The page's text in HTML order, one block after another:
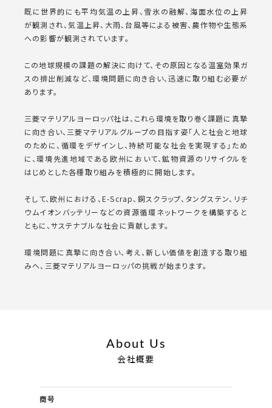
既に世界的にも平均気温の上昇、雪氷の融解、海面水位の上昇
が観測され、気温上昇、大雨、台風等による被害、農作物や生態系
への影響が観測されています。
この地球規模の課題の解決に向けて、その原因となる温室効果ガ
スの排出削減など、環境問題に向き合い、迅速に取り組む必要が
あります。
三菱マテリアルヨーロッパ社は、これら環境を取り巻く課題に真摯
に向き合い、三菱マテリアルグループの目指す姿「人と社会と地球
のために、循環をデザインし、持続可能な社会を実現する」ため
に、環境先進地域である欧州において、鉱物資源のリサイクルを
はじめとした各種取り組みを積極的に開始します。
そして、欧州における、E-Scrap、銅スクラップ、タングステン、リチ
ウムイオンバッテリーなどの資源循環ネットワークを構築すると
ともに、サステナブルな社会に貢献します。
環境問題に真摯に向き合い、考え、新しい価値を創造する取り組
みへ、三菱マテリアルヨーロッパの挑戦が始まります。
About Us
会社概要
商号